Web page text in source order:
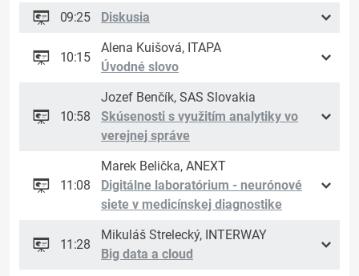
09:25
Diskusia
10:15
Alena Kuišová, ITAPA
Úvodné slovo
10:58
Jozef Benčík, SAS Slovakia
Skúsenosti s využitím analytiky vo
verejnej správe
11:08
Marek Belička, ANEXT
Digitálne laboratórium - neurónové
siete v medicínskej diagnostike
11:28
Mikuláš Strelecký, INTERWAY
Big data a cloud